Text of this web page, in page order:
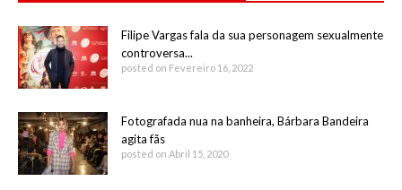
Filipe Vargas fala da sua personagem sexualmente
controversa...
posted on Fevereiro 16, 2022
Fotografada nua na banheira, Bárbara Bandeira
agita fãs
posted on Abril 15, 2020